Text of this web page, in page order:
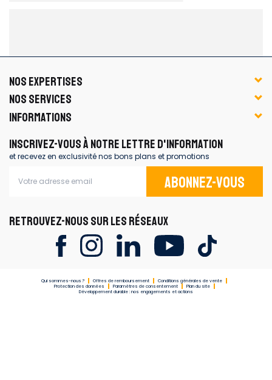
NOS EXPERTISES
NOS SERVICES
INFORMATIONS
INSCRIVEZ-VOUS À NOTRE LETTRE D'INFORMATION
et recevez en exclusivité nos bons plans et promotions
Abonnez-vous
RETROUVEZ-NOUS SUR LES RÉSEAUX
Qui sommes-nous ? Offres de remboursement
Conditions générales de vente
Protection des données
Paramètres de consentement
Plan du site
Développement durable : nos engagements et actions